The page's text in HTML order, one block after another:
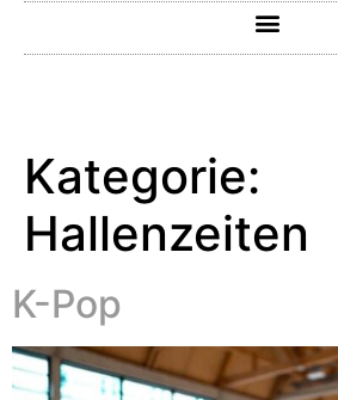
Kategorie:
Hallenzeiten
K-Pop